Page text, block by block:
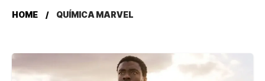
HOME QUÍMICA MARVEL